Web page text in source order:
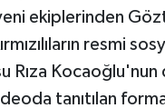
ekiplerinden
resmi
Rıza Kocaoğlu'nun
tanıtılan